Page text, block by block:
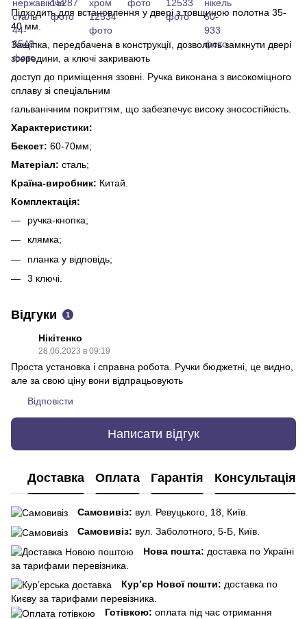
Підходить для встановлення у двері з товщиною полотна 35-
40 мм.
Защіпка, передбачена в конструкції, дозволить замкнути двері
зсередини, а ключі закривають
доступ до приміщення ззовні. Ручка виконана з високоміцного
сплаву зі спеціальним
гальванічним покриттям, що забезпечує високу зносостійкість.
Характеристики:
Бексет: 60-70мм;
Матеріал: сталь;
Країна-виробник: Китай.
Комплектація:
ручка-кнопка;
клямка;
планка у відповідь;
3 ключі.
Відгуки 1
Нікітенко
28.06.2023 в 09:19
Проста установка і справна робота. Ручки бюджетні, це видно,
але за свою ціну вони відпрацьовують
Відповісти
Написати відгук
Доставка Оплата Гарантія Консультація
Самовивіз: вул. Ревуцького, 18, Київ.
Самовивіз: вул. Заболотного, 5-Б, Київ.
Нова пошта: доставка по Україні
за тарифами перевізника.
Кур’єр Нової пошти: доставка по
Києву за тарифами перевізника.
Готівкою: оплата під час отримання